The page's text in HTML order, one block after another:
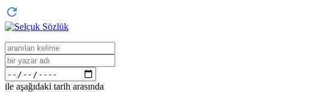
ile aşağıdaki tarih arasında